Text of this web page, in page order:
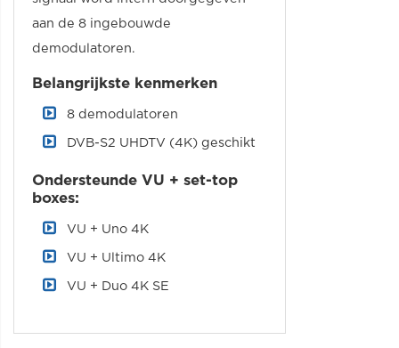
aan de 8 ingebouwde
demodulatoren.
Belangrijkste kenmerken
8 demodulatoren
DVB-S2 UHDTV (4K) geschikt
Ondersteunde VU + set-top
boxes:
VU + Uno 4K
VU + Ultimo 4K
VU + Duo 4K SE